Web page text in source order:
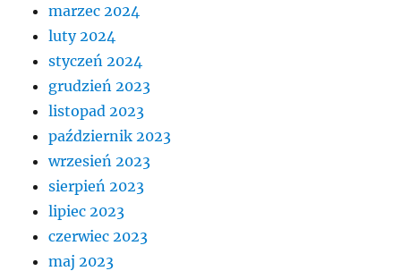
marzec 2024
luty 2024
styczeń 2024
grudzień 2023
listopad 2023
październik 2023
wrzesień 2023
sierpień 2023
lipiec 2023
czerwiec 2023
maj 2023